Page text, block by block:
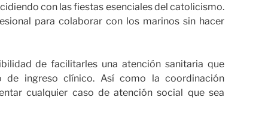
con las fiestas esenciales del catolicismo.
para colaborar con los marinos sin hacer
de facilitarles una atención sanitaria que
de ingreso clínico. Así como la coordinación
cualquier caso de atención social que sea